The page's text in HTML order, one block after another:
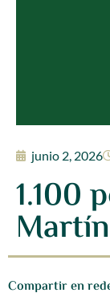
junio 2, 2026
1.100
Compartir en